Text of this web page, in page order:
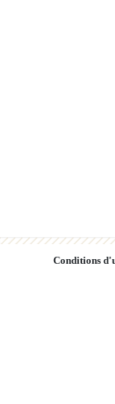
Conditions